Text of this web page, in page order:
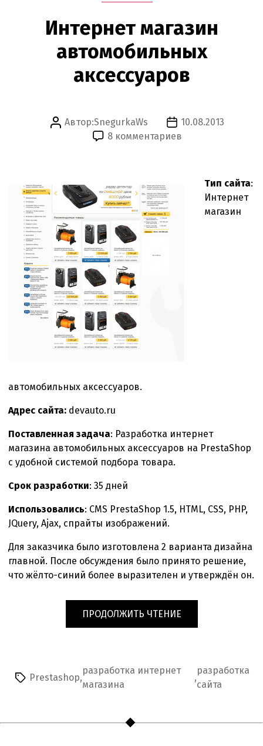
Интернет магазин
автомобильных
аксессуаров
Автор
Автор:SnegurkaWs
Дата
записи
10.08.2013
8 комментариев
магазин
автомобильных
аксессуаров
Тип сайта:
Интернет
магазин
автомобильных аксессуаров.
Адрес сайта: devauto.ru
Поставленная задача: Разработка интернет
магазина автомобильных аксессуаров на PrestaShop
с удобной системой подбора товара.
Срок разработки: 35 дней
Использовались: CMS PrestaShop 1.5, HTML, CSS, PHP,
JQuery, Ajax, спрайты изображений.
Для заказчика было изготовлена 2 варианта дизайна
главной. После обсуждения было принято решение,
что жёлто-синий более выразителен и утверждён он.
ПРОДОЛЖИТЬ ЧТЕНИЕ«ИНТЕРНЕТ
МАГАЗИН
Метки
Prestashop,
разработка интернет
магазина
,
разработка
сайта